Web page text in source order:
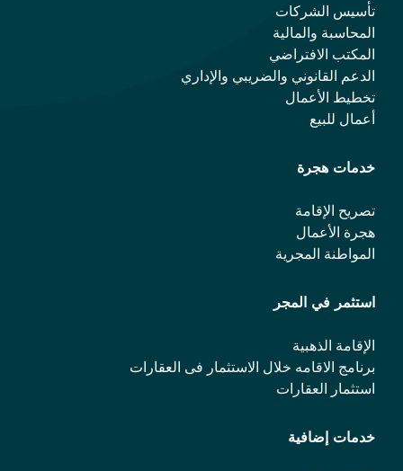
تأسيس الشركات
المحاسبة والمالية
المكتب الافتراضي
الدعم القانوني والضريبي والإداري
تخطيط الأعمال
أعمال للبيع
خدمات هجرة
تصريح الإقامة
هجرة الأعمال
المواطنة المجرية
استثمر في المجر
الإقامة الذهبية
برنامج الاقامه خلال الاستثمار فی العقارات
استثمار العقارات
خدمات إضافية